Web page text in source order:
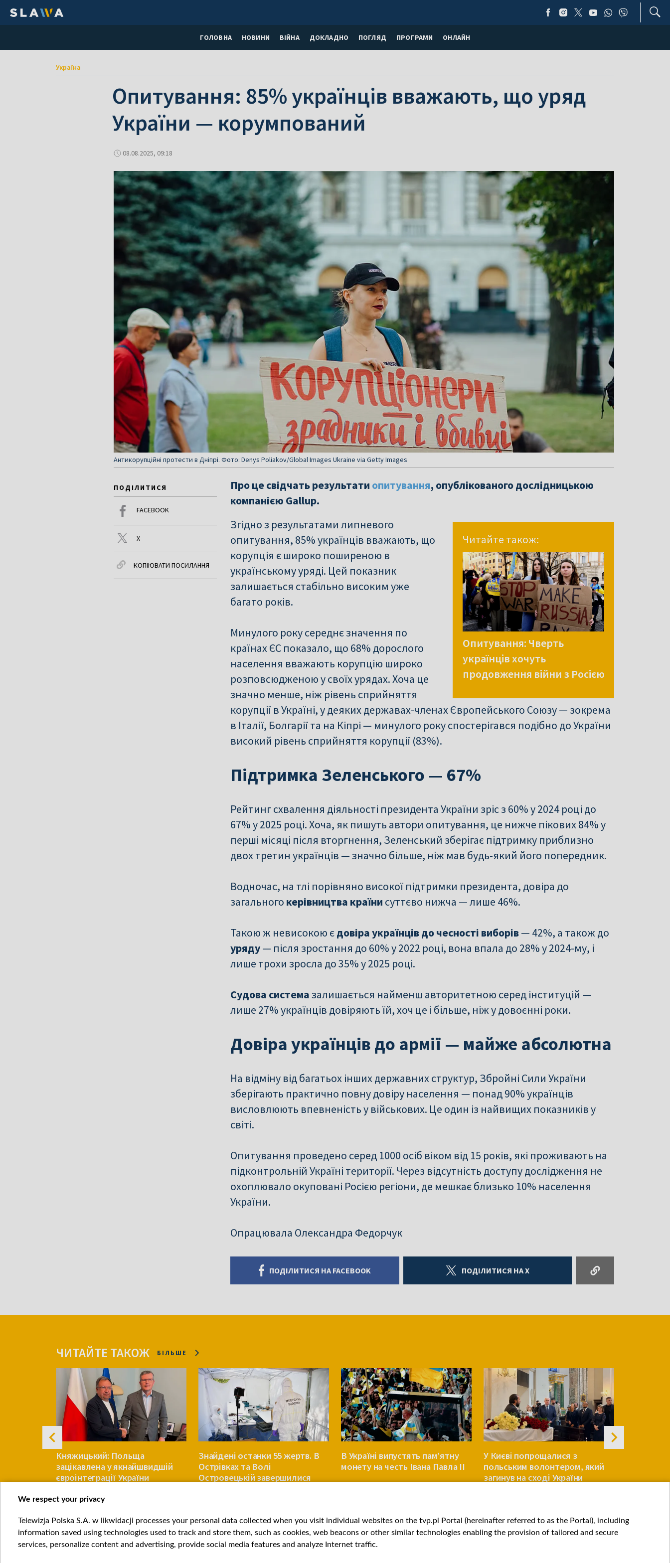
ГОЛОВНА НОВИНИ ВІЙНА ДОКЛАДНО ПОГЛЯД ПРОГРАМИ ОНЛАЙН
Україна
Опитування: 85% українців вважають, що уряд
України — корумпований
08.08.2025, 09:18
Антикорупційні протести в Дніпрі. Фото: Denys Poliakov/Global Images Ukraine via Getty Images
ПОДІЛИТИСЯ
FACEBOOK
X
КОПІЮВАТИ ПОСИЛАННЯ
Про це свідчать результати опитування, опублікованого дослідницькою
компанією Gallup.
Читайте також:
Опитування: Чверть
українців хочуть
продовження війни з Росією
Згідно з результатами липневого
опитування, 85% українців вважають, що
корупція є широко поширеною в
українському уряді. Цей показник
залишається стабільно високим уже
багато років.
Минулого року середнє значення по
країнах ЄС показало, що 68% дорослого
населення вважають корупцію широко
розповсюдженою у своїх урядах. Хоча це
значно менше, ніж рівень сприйняття
корупції в Україні, у деяких державах-членах Європейського Союзу — зокрема
в Італії, Болгарії та на Кіпрі — минулого року спостерігався подібно до України
високий рівень сприйняття корупції (83%).
Підтримка Зеленського — 67%
Рейтинг схвалення діяльності президента України зріс з 60% у 2024 році до
67% у 2025 році. Хоча, як пишуть автори опитування, це нижче пікових 84% у
перші місяці після вторгнення, Зеленський зберігає підтримку приблизно
двох третин українців — значно більше, ніж мав будь-який його попередник.
Водночас, на тлі порівняно високої підтримки президента, довіра до
загального керівництва країни суттєво нижча — лише 46%.
Такою ж невисокою єдовіра українців до чесності виборів— 42%, а також до
уряду— після зростання до 60% у 2022 році, вона впала до 28% у 2024-му, і
лише трохи зросла до 35% у 2025 році.
Судова системазалишається найменш авторитетною серед інституцій —
лише 27% українців довіряють їй, хоч це і більше, ніж у довоєнні роки.
Довіра українців до армії — майже абсолютна
На відміну від багатьох інших державних структур, Збройні Сили України
зберігають практично повну довіру населення — понад 90% українців
висловлюють впевненість у військових. Це один із найвищих показників у
світі.
Опитування проведено серед 1000 осіб віком від 15 років, які проживають на
підконтрольній Україні території. Через відсутність доступу дослідження не
охоплювало окуповані Росією регіони, де мешкає близько 10% населення
України.
Опрацювала Олександра Федорчук
ПОДІЛИТИСЯ НА FACEBOOK ПОДІЛИТИСЯ НА X
ЧИТАЙТЕ ТАКОЖ БІЛЬШЕ
Княжицький: Польща
зацікавлена у якнайшвидшій
євроінтеграції України
УКРАЇНА
Знайдені останки 55 жертв. В
Острівках та Волі
Островецькій завершилися
В Україні випустять пам’ятну
монету на честь Івана Павла ІІ
У Києві попрощалися з
польським волонтером, який
загинув на сході України
Item
1
of
We respect your privacy
Telewizja Polska S.A. w likwidacji processes your personal data collected when you visit individual websites on the tvp.pl Portal (hereinafter referred to as the Portal), including
information saved using technologies used to track and store them, such as cookies, web beacons or other similar technologies enabling the provision of tailored and secure
services, personalize content and advertising, provide social media features and analyze Internet traffic.